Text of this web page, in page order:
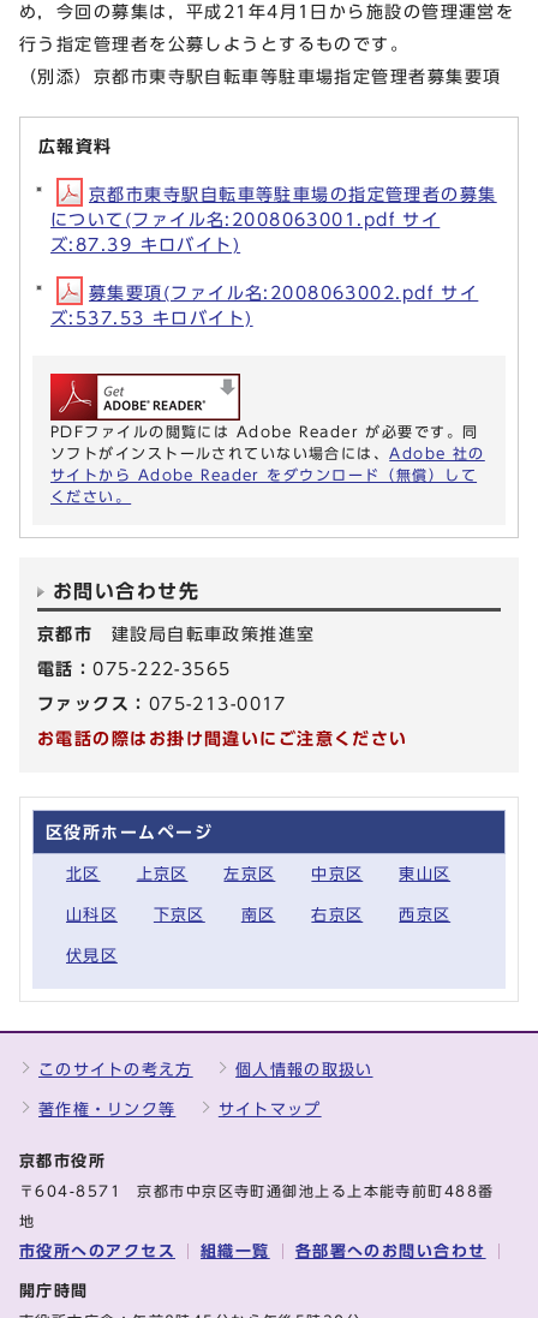
め，今回の募集は，平成21年4月1日から施設の管理運営を
行う指定管理者を公募しようとするものです。
（別添）京都市東寺駅自転車等駐車場指定管理者募集要項
広報資料
京都市東寺駅自転車等駐車場の指定管理者の募集
について(ファイル名:2008063001.pdf サイ
ズ:87.39 キロバイト)
募集要項(ファイル名:2008063002.pdf サイ
ズ:537.53 キロバイト)
PDFファイルの閲覧には Adobe Reader が必要です。同
ソフトがインストールされていない場合には、 Adobe 社の
サイトから Adobe Reader をダウンロード（無償）して
ください。
お問い合わせ先
京都市 建設局自転車政策推進室
電話：075-222-3565
ファックス： 075-213-0017
お電話の際はお掛け間違いにご注意ください
区役所ホームページ
北区 上京区 左京区 中京区 東山区
山科区 下京区 南区 右京区 西京区
伏見区
このサイトの考え方 個人情報の取扱い
著作権・リンク等 サイトマップ
京都市役所
〒604-8571 京都市中京区寺町通御池上る上本能寺前町488番
地
市役所へのアクセス 組織一覧 各部署へのお問い合わせ
開庁時間